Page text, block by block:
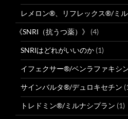
レメロン®、リフレックス®/ミ
《SNRI（抗うつ薬）》 (4)
SNRIはどれがいいのか (1)
イフェクサー®/ベンラファキシ
サインバルタ®/デュロキセチン
トレドミン®/ミルナシプラン (1)